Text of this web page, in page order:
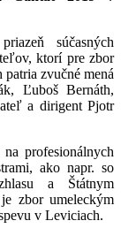
súčasných
ktorí pre zbor
zvučné mená
Ľuboš Bernáth,
a dirigent Pjotr
profesionálnych
ako napr. so
a Štátnym
zbor umeleckým
v Leviciach.